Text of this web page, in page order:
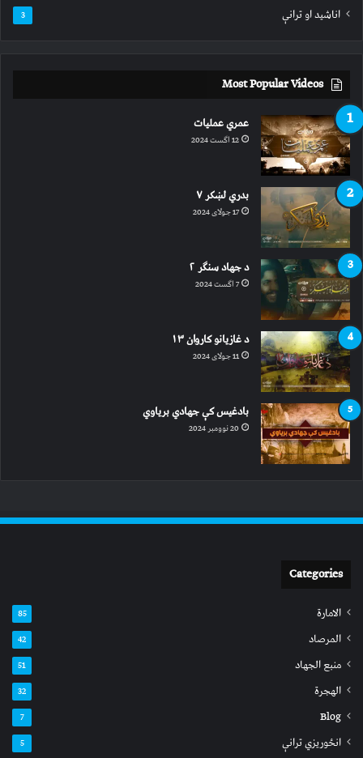
اناشید او ترانې 3
Most Popular Videos
عمري عملیات
12 اگست 2024
بدري لښکر ۷
17 جولای 2024
د جهاد سنګر ۲
7 اگست 2024
د غازیانو کاروان ۱۳
11 جولای 2024
بادغیس کې جهادي بریاوي
20 نوومبر 2024
Categories
الامارة 85
المرصاد 42
منبع الجهاد 51
الهجرة 32
Blog
7
انځوریزي ترانې 5